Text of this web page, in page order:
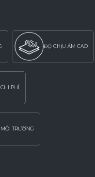
ĐỘ CHỊU ẨM CAO
PHÍ
TRƯỜNG